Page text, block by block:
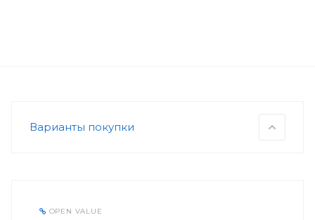
Варианты покупки
OPEN VALUE